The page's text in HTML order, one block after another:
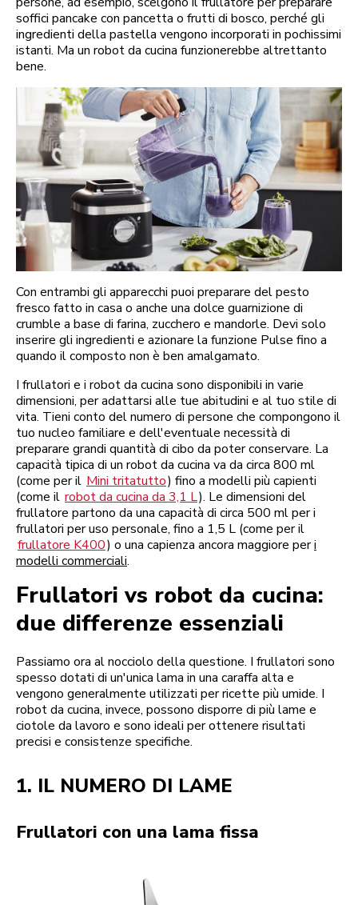
soffici pancake con pancetta o frutti di bosco, perché gli
ingredienti della pastella vengono incorporati in pochissimi
istanti. Ma un robot da cucina funzionerebbe altrettanto
bene.
Con entrambi gli apparecchi puoi preparare del pesto
fresco fatto in casa o anche una dolce guarnizione di
crumble a base di farina, zucchero e mandorle. Devi solo
inserire gli ingredienti e azionare la funzione Pulse fino a
quando il composto non è ben amalgamato.
I frullatori e i robot da cucina sono disponibili in varie
dimensioni, per adattarsi alle tue abitudini e al tuo stile di
vita. Tieni conto del numero di persone che compongono il
tuo nucleo familiare e dell'eventuale necessità di
preparare grandi quantità di cibo da poter conservare. La
capacità tipica di un robot da cucina va da circa 800 ml
(come per il Mini tritatutto) fino a modelli più capienti
(come il robot da cucina da 3,1 L). Le dimensioni del
frullatore partono da una capacità di circa 500 ml per i
frullatori per uso personale, fino a 1,5 L (come per il
frullatore K400) o una capienza ancora maggiore peri
modelli commerciali.
Frullatori vs robot da cucina:
due differenze essenziali
Passiamo ora al nocciolo della questione. I frullatori sono
spesso dotati di un'unica lama in una caraffa alta e
vengono generalmente utilizzati per ricette più umide. I
robot da cucina, invece, possono disporre di più lame e
ciotole da lavoro e sono ideali per ottenere risultati
precisi e consistenze specifiche.
1. IL NUMERO DI LAME
Frullatori con una lama fissa